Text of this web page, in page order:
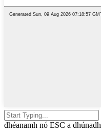
dhéanamh nó ESC a dhúnadh